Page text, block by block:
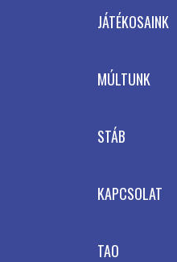
JÁTÉKOSAINK
MÚLTUNK
STÁB
KAPCSOLAT
TAO